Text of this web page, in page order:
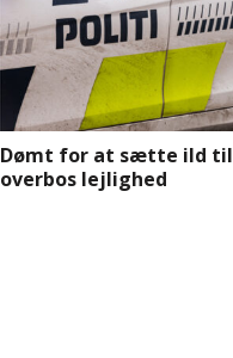
Dømt for at sætte ild til
overbos lejlighed